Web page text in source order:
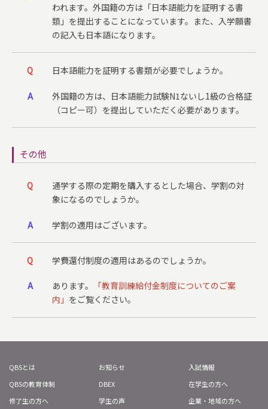
われます。外国籍の方は「日本語能力を証明する書
類」を提出することになっています。また、入学願書
の記入も日本語になります。
Q 日本語能力を証明する書類が必要でしょうか。
A
外国籍の方は、日本語能力試験N1ないし1級の合格証
（コピー可）を提出していただく必要があります。
その他
Q
通学する際の定期を購入するとした場合、学割の対
象になるのでしょうか。
A 学割の適用はございます。
Q 学費還付制度の適用はあるのでしょうか。
A あります。
「教育訓練給付金制度についてのご案
内」 をご覧ください。
QBSとは お知らせ
入試情報
QBSの教育体制
DBEX
在学生の方へ
修了生の方へ
学生の声 企業・地域の方へ